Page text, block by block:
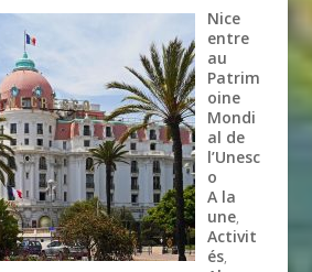
Nice
entre
au
Patrim
oine
Mondi
al de
l’Unesc
o
A la
une,
Activit
és,